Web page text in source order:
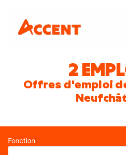
2
Offres d'emploi
Fonction